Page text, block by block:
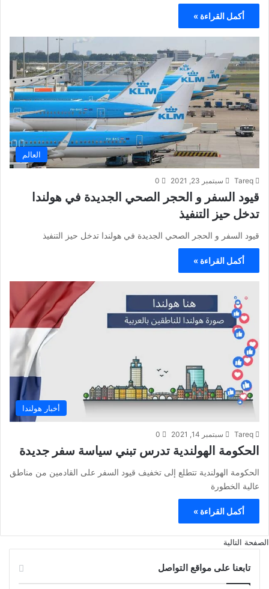
أكمل القراءة »
العالم
Tareq سبتمبر 23, 2021 0
قيود السفر و الحجر الصحي الجديدة في هولندا
تدخل حيز التنفيذ
قيود السفر و الحجر الصحي الجديدة في هولندا تدخل حيز التنفيذ
أكمل القراءة »
أخبار هولندا
Tareq سبتمبر 14, 2021 0
الحكومة الهولندية تدرس تبني سياسة سفر جديدة
الحكومة الهولندية تتطلع إلى تخفيف قيود السفر على القادمين من مناطق
عالية الخطورة
أكمل القراءة »
الصفحة التالية
تابعنا على مواقع التواصل